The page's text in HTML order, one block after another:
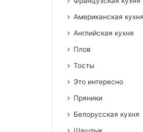
Американская кухня
Английская кухня
Плов
Тосты
Это интересно
Пряники
Белорусская кухня